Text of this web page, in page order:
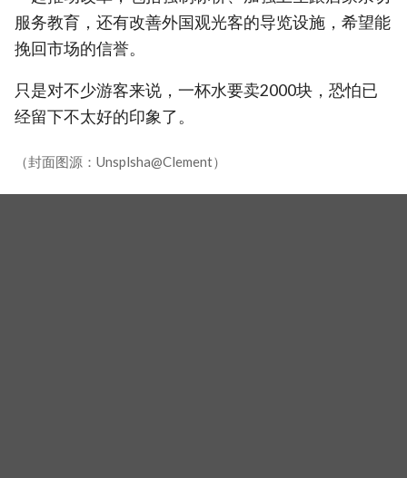
服务教育，还有改善外国观光客的导览设施，希望能
挽回市场的信誉。
只是对不少游客来说，一杯水要卖2000块，恐怕已
经留下不太好的印象了。
（封面图源：Unsplsha@Clement）